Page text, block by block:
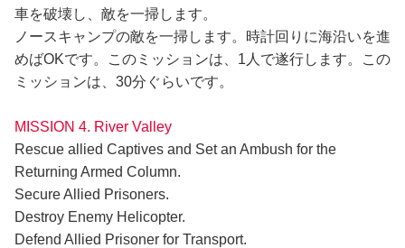
車を破壊し、敵を一掃します。
ノースキャンプの敵を一掃します。時計回りに海沿いを進
めばOKです。このミッションは、1人で遂行します。この
ミッションは、30分ぐらいです。
MISSION 4. River Valley
Rescue allied Captives and Set an Ambush for the
Returning Armed Column.
Secure Allied Prisoners.
Destroy Enemy Helicopter.
Defend Allied Prisoner for Transport.